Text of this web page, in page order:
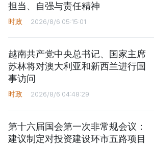
担当、自强与责任精神
时政 2026/8/6 05:15:01
越南共产党中央总书记、国家主席
苏林将对澳大利亚和新西兰进行国
事访问
时政 2026/8/6 04:48:29
第十六届国会第一次非常规会议：
建议制定对投资建设环市五路项目